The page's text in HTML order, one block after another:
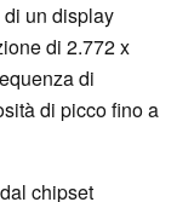
di un display
di 2.772 x
di
di picco fino a
chipset